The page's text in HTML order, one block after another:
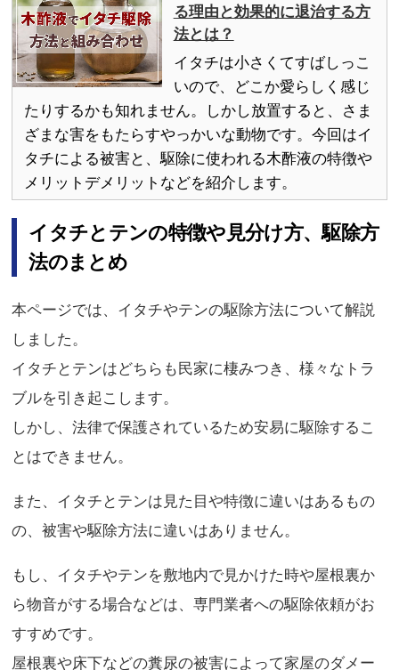
る理由と効果的に退治する方
法とは？
イタチは小さくてすばしっこ
いので、どこか愛らしく感じ
たりするかも知れません。しかし放置すると、さま
ざまな害をもたらすやっかいな動物です。今回はイ
タチによる被害と、駆除に使われる木酢液の特徴や
メリットデメリットなどを紹介します。
イタチとテンの特徴や見分け方、駆除方
法のまとめ
本ページでは、イタチやテンの駆除方法について解説
しました。
イタチとテンはどちらも民家に棲みつき、様々なトラ
ブルを引き起こします。
しかし、法律で保護されているため安易に駆除するこ
とはできません。
また、イタチとテンは見た目や特徴に違いはあるもの
の、被害や駆除方法に違いはありません。
もし、イタチやテンを敷地内で見かけた時や屋根裏か
ら物音がする場合などは、専門業者への駆除依頼がお
すすめです。
屋根裏や床下などの糞尿の被害によって家屋のダメー